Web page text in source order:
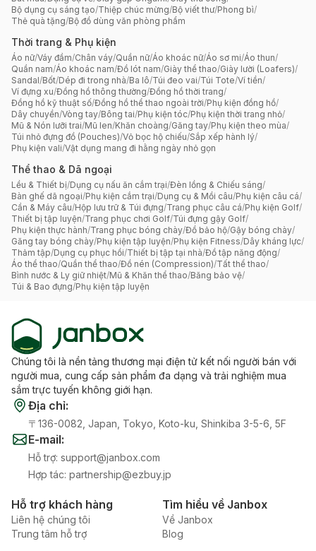
Bộ dụng cụ sáng tạo/Thiệp chúc mừng/Bộ viết thư/Phong bì/
Thẻ quà tặng/Bộ đồ dùng văn phòng phẩm
Thời trang & Phụ kiện
Áo nữ/Váy đầm/Chân váy/Quần nữ/Áo khoác nữ/Áo sơ mi/Áo thun/
Quần nam/Áo khoác nam/Đồ lót nam/Giày thể thao/Giày lười (Loafers)/
Sandal/Bốt/Dép đi trong nhà/Ba lô/Túi đeo vai/Túi Tote/Ví tiền/
Ví đựng xu/Đồng hồ thông thường/Đồng hồ thời trang/
Đồng hồ kỹ thuật số/Đồng hồ thể thao ngoài trời/Phụ kiện đồng hồ/
Dây chuyền/Vòng tay/Bông tai/Phụ kiện tóc/Phụ kiện thời trang nhỏ/
Mũ & Nón lưỡi trai/Mũ len/Khăn choàng/Găng tay/Phụ kiện theo mùa/
Túi nhỏ đựng đồ (Pouches)/Vỏ bọc hộ chiếu/Sắp xếp hành lý/
Phụ kiện vali/Vật dụng mang đi hằng ngày nhỏ gọn
Thể thao & Dã ngoại
Lều & Thiết bị/Dụng cụ nấu ăn cắm trại/Đèn lồng & Chiếu sáng/
Bàn ghế dã ngoại/Phụ kiện cắm trại/Dụng cụ & Mồi câu/Phụ kiện câu cá/
Cần & Máy câu/Hộp lưu trữ & Túi đựng/Trang phục câu cá/Phụ kiện Golf/
Thiết bị tập luyện/Trang phục chơi Golf/Túi đựng gậy Golf/
Phụ kiện thực hành/Trang phục bóng chày/Đồ bảo hộ/Gậy bóng chày/
Găng tay bóng chày/Phụ kiện tập luyện/Phụ kiện Fitness/Dây kháng lực/
Thảm tập/Dụng cụ phục hồi/Thiết bị tập tại nhà/Đồ tập năng động/
Áo thể thao/Quần thể thao/Đồ nén (Compression)/Tất thể thao/
Bình nước & Ly giữ nhiệt/Mũ & Khăn thể thao/Băng bảo vệ/
Túi & Bao đựng/Phụ kiện tập luyện
Chúng tôi là nền tảng thương mại điện tử kết nối người bán với
người mua, cung cấp sản phẩm đa dạng và trải nghiệm mua
sắm trực tuyến không giới hạn.
Địa chỉ:
〒136-0082, Japan, Tokyo, Koto-ku, Shinkiba 3-5-6, 5F
E-mail:
Hỗ trợ: support@janbox.com
Hợp tác: partnership@ezbuy.jp
Hỗ trợ khách hàng
Liên hệ chúng tôi
Trung tâm hỗ trợ
Tìm hiểu về Janbox
Về Janbox
Blog